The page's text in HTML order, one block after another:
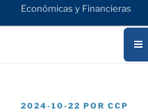
Económicas y Financieras
PUBLICADO
2024-10-22 POR CCP